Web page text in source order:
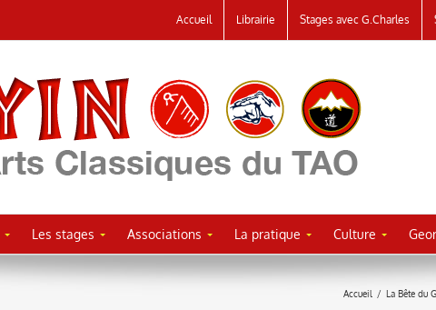
Accueil Librairie Stages avec G.Charles
Les stages Associations La pratique Culture
Accueil / La Bête du